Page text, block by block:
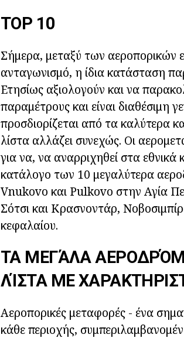
TOP 10
Σήμερα, μεταξύ των αεροπορικών
ανταγωνισμό, η ίδια κατάσταση
Ετησίως αξιολογούν και να
παραμέτρους και είναι διαθέσιμη
προσδιορίζεται από τα καλύτερα
λίστα αλλάζει συνεχώς. Οι
για να, να αναρριχηθεί στα
κατάλογο των 10 μεγαλύτερα
Vnukovo και Pulkovo στην Αγία
Σότσι και Κρασνοντάρ,
κεφαλαίου.
ΤΑ ΜΕΓΆΛΑ
ΛΊΣΤΑ ΜΕ
Αεροπορικές μεταφορές - ένα
κάθε περιοχής,